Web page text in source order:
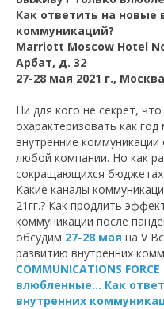
Как ответить на новые
коммуникаций?
Marriott Moscow Hotel
Арбат, д. 32
27-28 мая 2021 г., Москва
Ни для кого не секрет,
охарактеризовать как
внутренние
любой компании. Но как
сокращающихся бюджетах
Какие каналы
21гг.? Как продлить
коммуникации после
обсудим 27-28 мая на V
развитию внутренних
COMMUNICATIONS
влюбленные… Как
внутренних